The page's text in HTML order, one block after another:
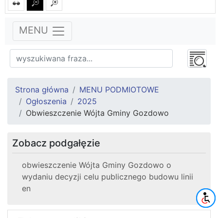
MENU
Strona główna
MENU PODMIOTOWE
Ogłoszenia
2025
Obwieszczenie Wójta Gminy Gozdowo
Zobacz podgałęzie
obwieszczenie Wójta Gminy Gozdowo o
wydaniu decyzji celu publicznego budowu linii
en